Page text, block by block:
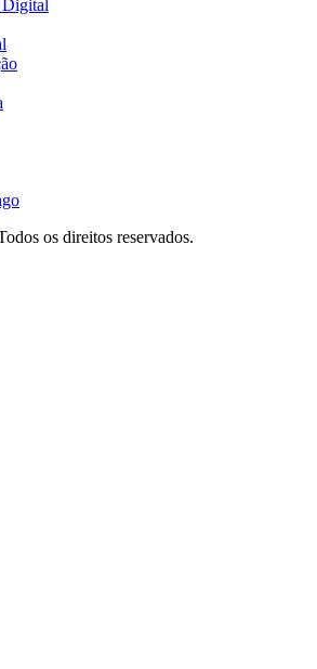
os direitos reservados.